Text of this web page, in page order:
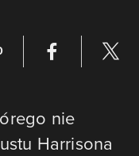
nie
Harrisona